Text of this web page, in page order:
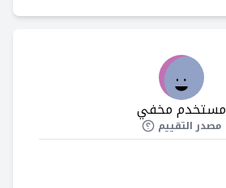
مستخدم مخفي
مصدر التقييم